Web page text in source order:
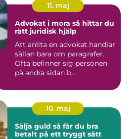
11. maj
Advokat i mora så hittar du
rätt juridisk hjälp
Att anlita en advokat handlar
sällan bara om paragrafer.
Ofta befinner sig personen
på andra sidan b...
10. maj
Sälja guld så får du bra
betalt på ett tryggt sätt